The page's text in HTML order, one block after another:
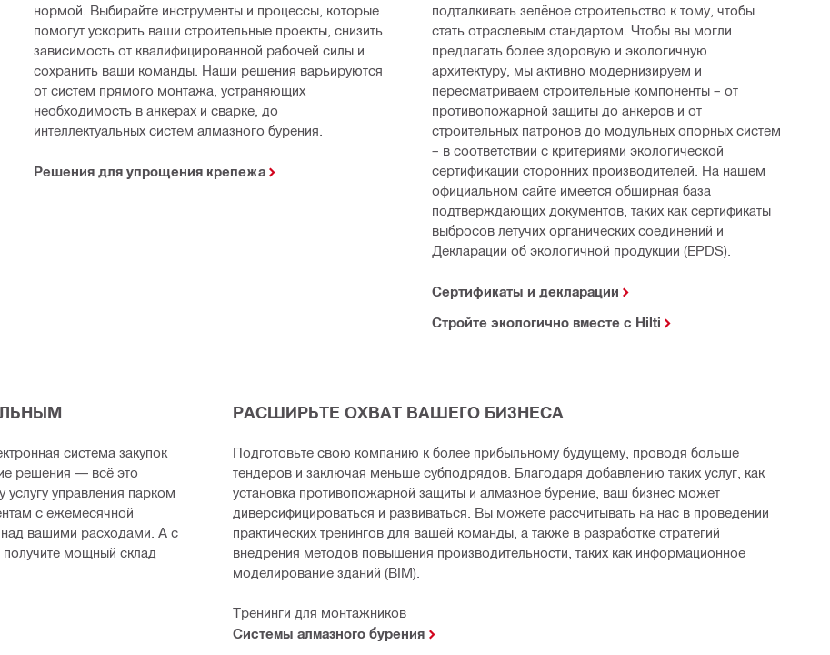
нормой. Выбирайте инструменты и процессы, которые
помогут ускорить ваши строительные проекты, снизить
зависимость от квалифицированной рабочей силы и
сохранить ваши команды. Наши решения варьируются
от систем прямого монтажа, устраняющих
необходимость в анкерах и сварке, до
интеллектуальных систем алмазного бурения.
Решения для упрощения крепежа
подталкивать зелёное строительство к тому, чтобы
стать отраслевым стандартом. Чтобы вы могли
предлагать более здоровую и экологичную
архитектуру, мы активно модернизируем и
пересматриваем строительные компоненты – от
противопожарной защиты до анкеров и от
строительных патронов до модульных опорных систем
– в соответствии с критериями экологической
сертификации сторонних производителей. На нашем
официальном сайте имеется обширная база
подтверждающих документов, таких как сертификаты
выбросов летучих органических соединений и
Декларации об экологичной продукции (EPDS).
Сертификаты и декларации
Стройте экологично вместе с Hilti
система закупок
решения — всё это
управления парком
с ежемесячной
над вашими расходами. А с
мощный склад
РАСШИРЬТЕ ОХВАТ ВАШЕГО БИЗНЕСА
Подготовьте свою компанию к более прибыльному будущему, проводя больше
тендеров и заключая меньше субподрядов. Благодаря добавлению таких услуг, как
установка противопожарной защиты и алмазное бурение, ваш бизнес может
диверсифицироваться и развиваться. Вы можете рассчитывать на нас в проведении
практических тренингов для вашей команды, а также в разработке стратегий
внедрения методов повышения производительности, таких как информационное
моделирование зданий (BIM).
Тренинги для монтажников
Системы алмазного бурения